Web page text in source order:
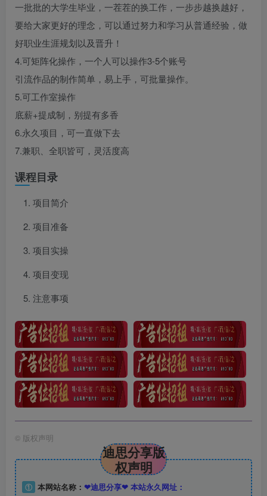
一批批的大学生毕业，一茬茬的换工作，一步步越换越好，
要给大家更好的理念，可以通过努力和学习从普通经验，做
好职业生涯规划以及晋升！
4.可矩阵化操作，一个人可以操作3-5个账号
引流作品的制作简单，易上手，可批量操作。
5.可工作室操作
底薪+提成制，别提有多香
6.永久项目，可一直做下去
7.兼职、全职皆可，灵活度高
课程目录
项目简介
项目准备
项目实操
项目变现
注意事项
© 版权声明
迪思分享版
权声明
① 本网站名称： ❤迪思分享❤ 本站永久网址：